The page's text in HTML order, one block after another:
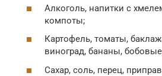
Алкоголь, напитки с
компоты;
Картофель, томаты,
виноград, бананы,
Сахар, соль, перец,